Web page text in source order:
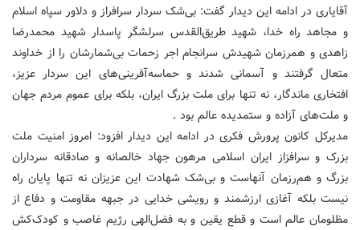
آقایاری در ادامه این دیدار گفت: بی‌شک سردار سرافراز و دلاور سپاه اسلام
و مجاهد راه خدا، شهید طریق‌القدس سرلشگر پاسدار شهید محمدرضا
زاهدی و همرزمان شهیدش سرانجام اجر زحمات بی‌شمارشان را از خداوند
متعال گرفتند و آسمانی شدند و حماسه‌آفرینی‌های این سردار عزیز،
افتخاری ماندگار، نه تنها برای ملت بزرگ ایران، بلکه برای عموم مردم جهان
و ملت‌های آزاده و ستمدیده عالم بود .
مدیرکل کانون پرورش فکری در ادامه این دیدار افزود: امروز امنیت ملت
بزرک و سرافزاز ایران اسلامی مرهون جهاد خالصانه و صادقانه سرداران
بزرگ و هم‌رزمان آنهاست و بی‌شک شهادت این عزیزان نه تنها پایان راه
نیست بلکه آغازی ارزشمند و رویشی خدایی در جبهه مقاومت و دفاع از
مظلومان عالم است و قطع یقین و به فضل‌الهی رژیم غاصب و کودک‌کش